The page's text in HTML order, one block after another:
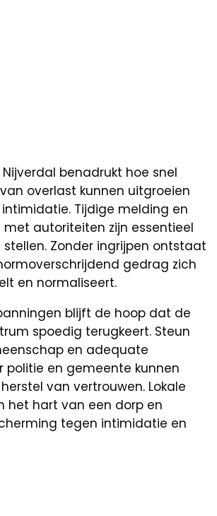
benadrukt hoe snel
overlast kunnen uitgroeien
Tijdige melding en
met autoriteiten zijn essentieel
Zonder ingrijpen ontstaat
gedrag zich
en normaliseert.
blijft de hoop dat de
spoedig terugkeert. Steun
en adequate
politie en gemeente kunnen
van vertrouwen. Lokale
het hart van een dorp en
tegen intimidatie en